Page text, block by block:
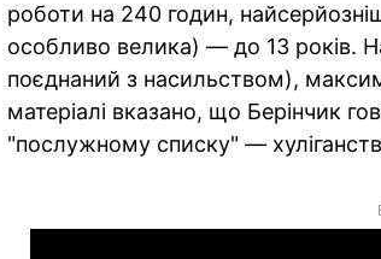
роботи на 240 годин,
особливо велика) — до 13 років.
поєднаний з насильством),
матеріалі вказано, що Берінчик
"послужному списку" —